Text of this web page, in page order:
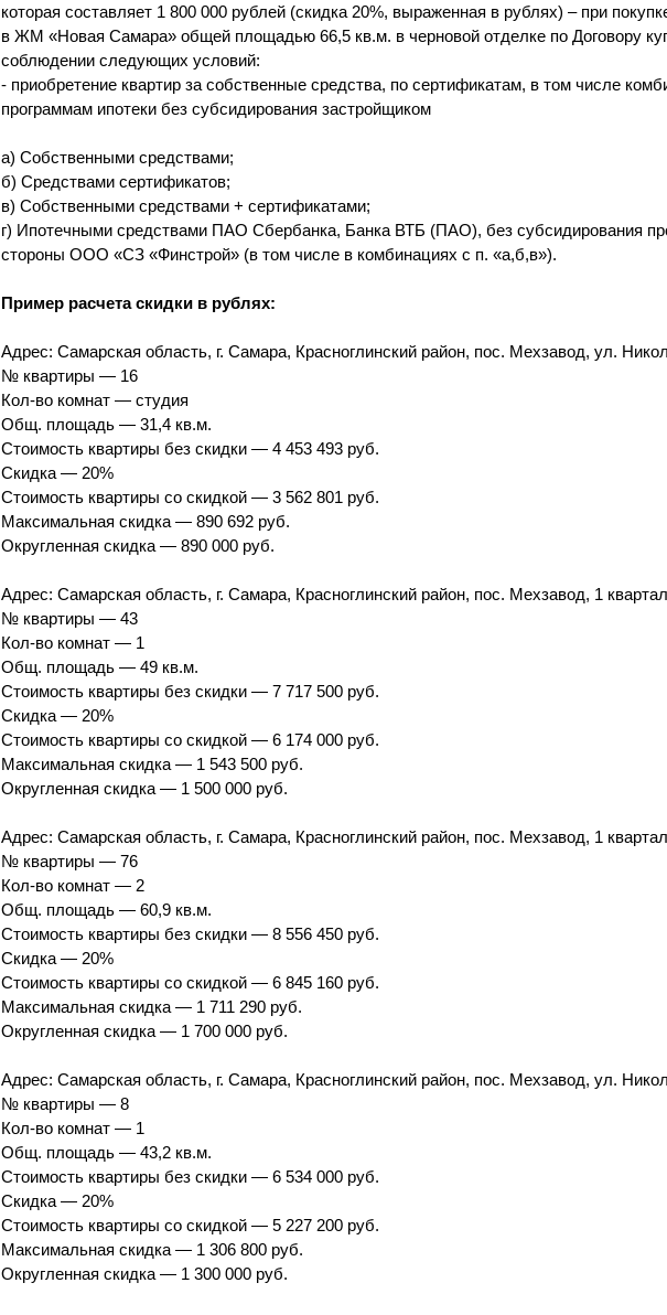
которая составляет 1 800 000 рублей (скидка 20%, выраженная в рублях) – при
в ЖМ «Новая Самара» общей площадью 66,5 кв.м. в черновой отделке по Договору
соблюдении следующих условий:
- приобретение квартир за собственные средства, по сертификатам, в том числе
программам ипотеки без субсидирования застройщиком
а) Собственными средствами;
б) Средствами сертификатов;
в) Собственными средствами + сертификатами;
г) Ипотечными средствами ПАО Сбербанка, Банка ВТБ (ПАО), без субсидирования
стороны ООО «СЗ «Финстрой» (в том числе в комбинациях с п. «а,б,в»).
Пример расчета скидки в рублях:
Адрес: Самарская область, г. Самара, Красноглинский район, пос. Мехзавод, ул.
№ квартиры — 16
Кол-во комнат — студия
Общ. площадь — 31,4 кв.м.
Стоимость квартиры без скидки — 4 453 493 руб.
Скидка — 20%
Стоимость квартиры со скидкой — 3 562 801 руб.
Максимальная скидка — 890 692 руб.
Округленная скидка — 890 000 руб.
Адрес: Самарская область, г. Самара, Красноглинский район, пос. Мехзавод, 1
№ квартиры — 43
Кол-во комнат — 1
Общ. площадь — 49 кв.м.
Стоимость квартиры без скидки — 7 717 500 руб.
Скидка — 20%
Стоимость квартиры со скидкой — 6 174 000 руб.
Максимальная скидка — 1 543 500 руб.
Округленная скидка — 1 500 000 руб.
Адрес: Самарская область, г. Самара, Красноглинский район, пос. Мехзавод, 1
№ квартиры — 76
Кол-во комнат — 2
Общ. площадь — 60,9 кв.м.
Стоимость квартиры без скидки — 8 556 450 руб.
Скидка — 20%
Стоимость квартиры со скидкой — 6 845 160 руб.
Максимальная скидка — 1 711 290 руб.
Округленная скидка — 1 700 000 руб.
Адрес: Самарская область, г. Самара, Красноглинский район, пос. Мехзавод, ул.
№ квартиры — 8
Кол-во комнат — 1
Общ. площадь — 43,2 кв.м.
Стоимость квартиры без скидки — 6 534 000 руб.
Скидка — 20%
Стоимость квартиры со скидкой — 5 227 200 руб.
Максимальная скидка — 1 306 800 руб.
Округленная скидка — 1 300 000 руб.